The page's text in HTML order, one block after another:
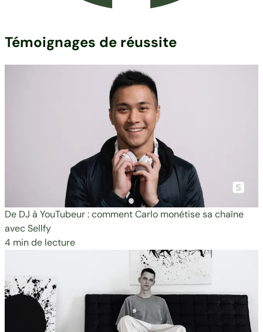
Témoignages de réussite
De DJ à YouTubeur : comment Carlo monétise sa chaîne
avec Sellfy
4 min de lecture